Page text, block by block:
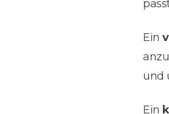
Ein
und
Ein